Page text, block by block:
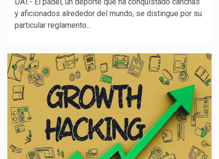
y aficionados alrededor del mundo, se distingue por su
particular reglamento...